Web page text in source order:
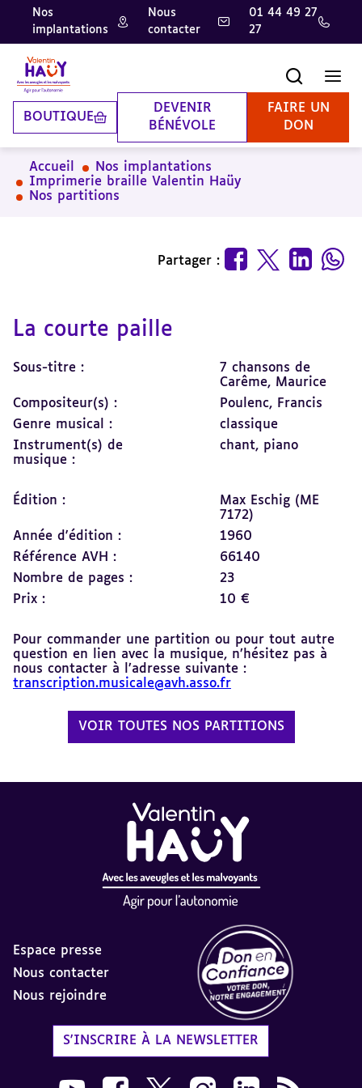
Aller
contenu
principal
Aller
pied
de
page
Aller
la
recherche
Nos
implantations
Nous
contacter
01 44 49 27
27
BOUTIQUE
DEVENIR
BÉNÉVOLE
FAIRE UN
DON
Accueil
Nos implantations
Imprimerie braille Valentin Haüy
Nos partitions
Partager :
La courte paille
Sous-titre :
7 chansons de
Carême, Maurice
Compositeur(s) :
Poulenc, Francis
Genre musical :
classique
Instrument(s) de
musique :
chant, piano
Édition :
Max Eschig (ME
7172)
Année d'édition :
1960
Référence AVH :
66140
Nombre de pages :
23
Prix :
10 €
Pour commander une partition ou pour tout autre
question en lien avec la musique, n’hésitez pas à
nous contacter à l’adresse suivante :
transcription.musicale@avh.asso.fr
VOIR TOUTES NOS PARTITIONS
Espace presse
Nous contacter
Nous rejoindre
S'INSCRIRE À LA NEWSLETTER
Nous suivre sur Youtube AVH dans une
Nous suivre sur Facebook AVH dans
Nous suivre sur X AVH dans une
Nous suivre sur Instagram
Nous suivre sur
Flux RSS